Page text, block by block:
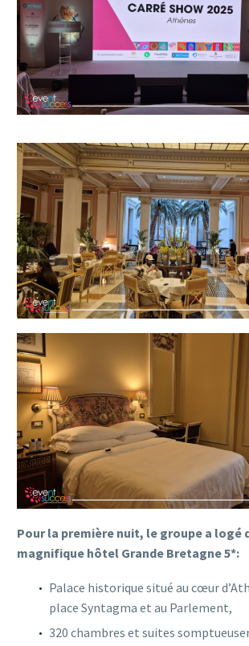
Pour la première nuit, le groupe a logé
magnifique hôtel Grande Bretagne 5*:
Palace historique situé au cœur
place Syntagma et au Parlement,
320 chambres et suites